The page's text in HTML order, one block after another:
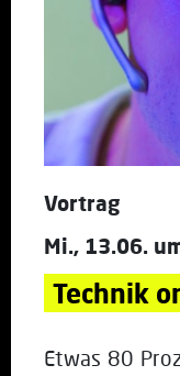
Vortrag
Mi., 13.06.
Technik
Etwas 80